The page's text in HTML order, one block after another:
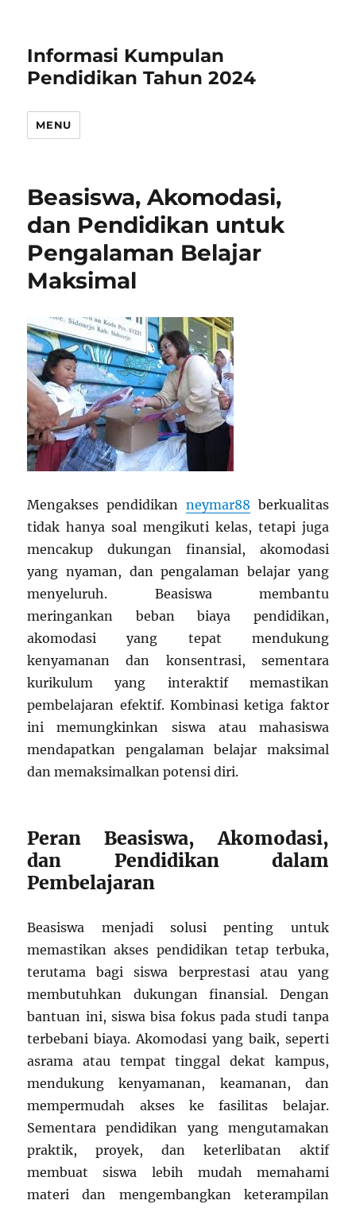
Informasi Kumpulan
Pendidikan Tahun 2024
MENU
Beasiswa, Akomodasi,
dan Pendidikan untuk
Pengalaman Belajar
Maksimal
Mengakses pendidikan neymar88 berkualitas
tidak hanya soal mengikuti kelas, tetapi juga
mencakup dukungan finansial, akomodasi
yang nyaman, dan pengalaman belajar yang
menyeluruh. Beasiswa membantu
meringankan beban biaya pendidikan,
akomodasi yang tepat mendukung
kenyamanan dan konsentrasi, sementara
kurikulum yang interaktif memastikan
pembelajaran efektif. Kombinasi ketiga faktor
ini memungkinkan siswa atau mahasiswa
mendapatkan pengalaman belajar maksimal
dan memaksimalkan potensi diri.
Peran Beasiswa, Akomodasi,
dan Pendidikan dalam
Pembelajaran
Beasiswa menjadi solusi penting untuk
memastikan akses pendidikan tetap terbuka,
terutama bagi siswa berprestasi atau yang
membutuhkan dukungan finansial. Dengan
bantuan ini, siswa bisa fokus pada studi tanpa
terbebani biaya. Akomodasi yang baik, seperti
asrama atau tempat tinggal dekat kampus,
mendukung kenyamanan, keamanan, dan
mempermudah akses ke fasilitas belajar.
Sementara pendidikan yang mengutamakan
praktik, proyek, dan keterlibatan aktif
membuat siswa lebih mudah memahami
materi dan mengembangkan keterampilan